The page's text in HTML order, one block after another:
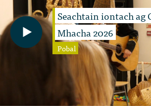
Seachtain iontach ag
Mhacha 2026
Pobal